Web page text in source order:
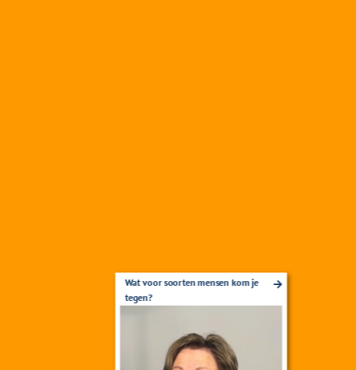
Wat voor soorten mensen kom je
tegen?